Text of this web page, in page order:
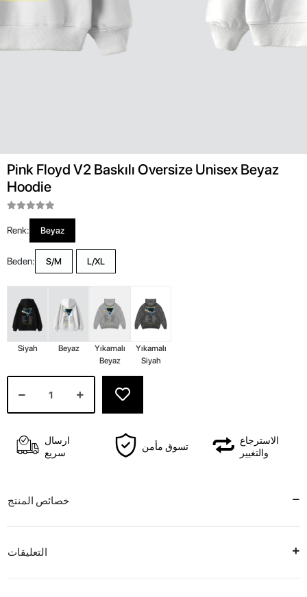
Pink Floyd V2 Baskılı Oversize Unisex Beyaz
Hoodie
Renk: Beyaz
Beden: S/M L/XL
Siyah Beyaz
Yıkamalı
Beyaz
Yıkamalı
Siyah
ارسال
سريع
تسوق مأمن
الاسترجاع
والتغيير
خصائص المنتج
التعليقات